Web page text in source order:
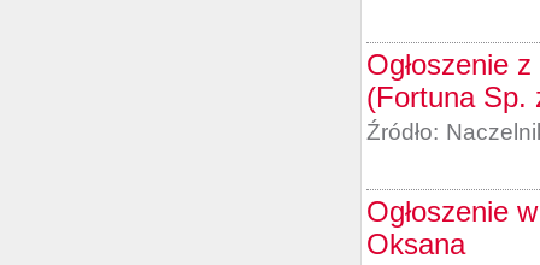
Ogłoszenie
(Fortuna Sp.
Źródło:
Ogłoszenie
Oksana